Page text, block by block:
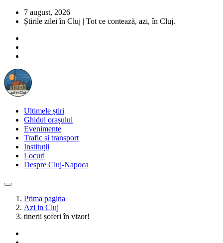
7 august, 2026
Știrile zilei în Cluj | Tot ce contează, azi, în Cluj.
Ultimele știri
Ghidul orașului
Evenimente
Trafic și transport
Instituții
Locuri
Despre Cluj-Napoca
Prima pagina
Azi in Cluj
tinerii șoferi în vizor!